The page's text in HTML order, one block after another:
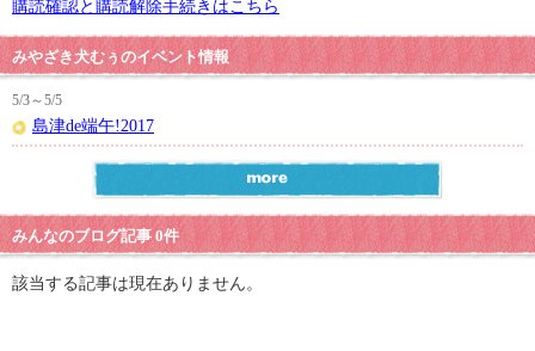
購読確認と購読解除手続きはこちら
みやざき犬むぅのイベント情報
5/3～5/5
島津de端午!2017
みんなのブログ記事 0件
該当する記事は現在ありません。